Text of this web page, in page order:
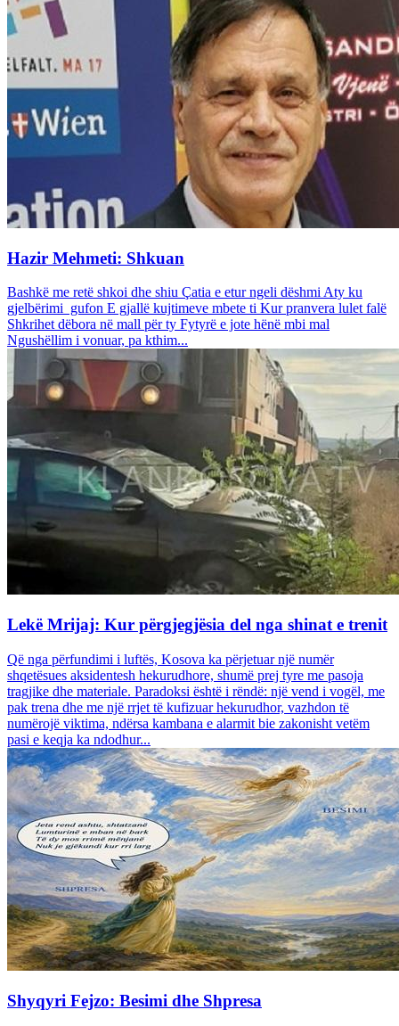
Hazir Mehmeti: Shkuan
Bashkë me retë shkoi dhe shiu Çatia e etur ngeli dëshmi Aty ku
gjelbërimi gufon E gjallë kujtimeve mbete ti Kur pranvera lulet falë
Shkrihet dëbora në mall për ty Fytyrë e jote hënë mbi mal
Ngushëllim i vonuar, pa kthim...
Lekë Mrijaj: Kur përgjegjësia del nga shinat e trenit
Që nga përfundimi i luftës, Kosova ka përjetuar një numër
shqetësues aksidentesh hekurudhore, shumë prej tyre me pasoja
tragjike dhe materiale. Paradoksi është i rëndë: një vend i vogël, me
pak trena dhe me një rrjet të kufizuar hekurudhor, vazhdon të
numërojë viktima, ndërsa kambana e alarmit bie zakonisht vetëm
pasi e keqja ka ndodhur...
Shyqyri Fejzo: Besimi dhe Shpresa